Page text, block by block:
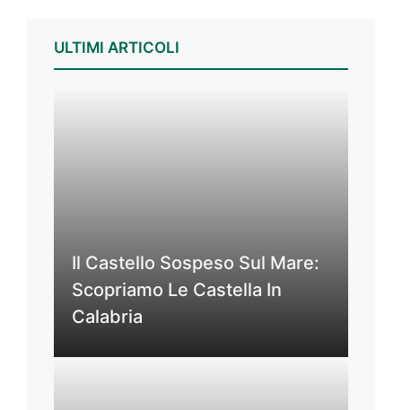
ULTIMI ARTICOLI
Il Castello Sospeso Sul Mare:
Scopriamo Le Castella In
Calabria